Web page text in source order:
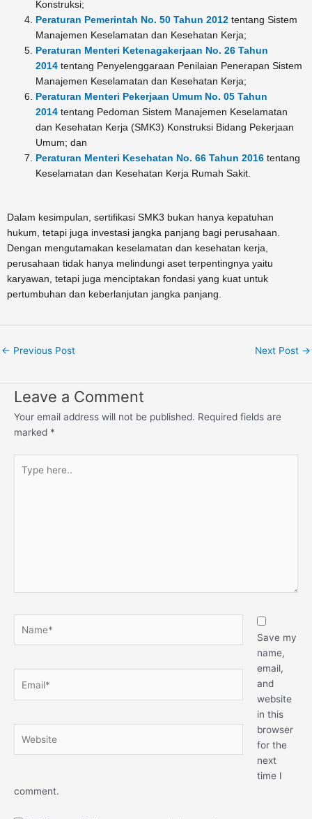
Konstruksi;
Peraturan Pemerintah No. 50 Tahun 2012 tentang Sistem
Manajemen Keselamatan dan Kesehatan Kerja;
Peraturan Menteri Ketenagakerjaan No. 26 Tahun
2014 tentang Penyelenggaraan Penilaian Penerapan Sistem
Manajemen Keselamatan dan Kesehatan Kerja;
Peraturan Menteri Pekerjaan Umum No. 05 Tahun
2014 tentang Pedoman Sistem Manajemen Keselamatan
dan Kesehatan Kerja (SMK3) Konstruksi Bidang Pekerjaan
Umum; dan
Peraturan Menteri Kesehatan No. 66 Tahun 2016 tentang
Keselamatan dan Kesehatan Kerja Rumah Sakit.
Dalam kesimpulan, sertifikasi SMK3 bukan hanya kepatuhan
hukum, tetapi juga investasi jangka panjang bagi perusahaan.
Dengan mengutamakan keselamatan dan kesehatan kerja,
perusahaan tidak hanya melindungi aset terpentingnya yaitu
karyawan, tetapi juga menciptakan fondasi yang kuat untuk
pertumbuhan dan keberlanjutan jangka panjang.
← Previous Post Next Post →
Leave a Comment
Your email address will not be published. Required fields are
marked *
here..
Save my
name,
email,
and
website
in this
browser
for the
next
time I
comment.